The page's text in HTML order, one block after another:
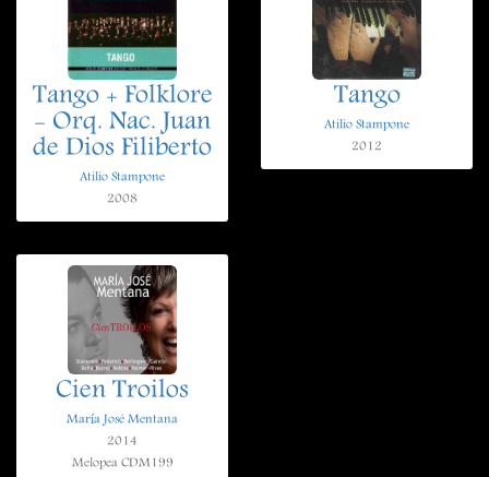
Tango + Folklore
- Orq. Nac. Juan
de Dios Filiberto
Atilio Stampone
2008
Tango
Atilio Stampone
2012
Cien Troilos
María José Mentana
2014
Melopea CDM199